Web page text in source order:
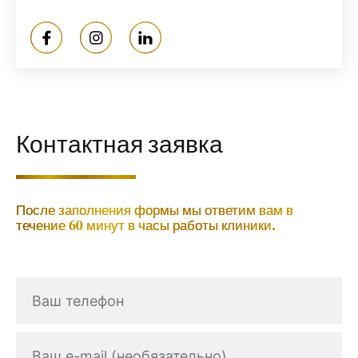
O
d
t
F
a
c
b
O
d
t
I
n
s
a
O
d
t
i
n
Контактная заявка
После заполнения формы мы ответим вам в
течение 60 минут в часы работы клиники.
телефон